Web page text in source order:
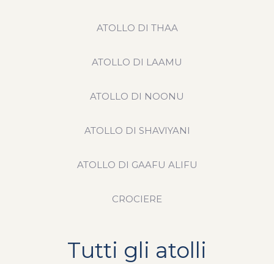
ATOLLO DI THAA
ATOLLO DI LAAMU
ATOLLO DI NOONU
ATOLLO DI SHAVIYANI
ATOLLO DI GAAFU ALIFU
CROCIERE
Tutti gli atolli